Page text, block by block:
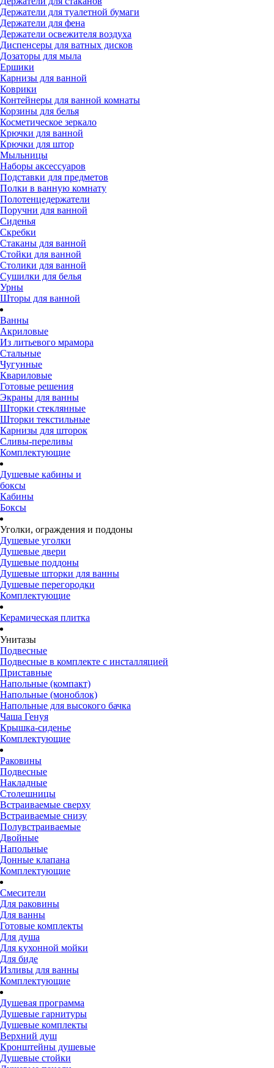
Держатели для туалетной бумаги
Держатели для фена
Держатели освежителя воздуха
Диспенсеры для ватных дисков
Дозаторы для мыла
Ершики
Карнизы для ванной
Коврики
Контейнеры для ванной комнаты
Корзины для белья
Косметическое зеркало
Крючки для ванной
Крючки для штор
Мыльницы
Наборы аксессуаров
Подставки для предметов
Полки в ванную комнату
Полотенцедержатели
Поручни для ванной
Сиденья
Скребки
Стаканы для ванной
Стойки для ванной
Столики для ванной
Сушилки для белья
Урны
Шторы для ванной
Ванны
Акриловые
Из литьевого мрамора
Стальные
Чугунные
Квариловые
Готовые решения
Экраны для ванны
Шторки стеклянные
Шторки текстильные
Карнизы для шторок
Сливы-переливы
Комплектующие
Душевые кабины и
боксы
Кабины
Боксы
Уголки, ограждения и поддоны
Душевые уголки
Душевые двери
Душевые поддоны
Душевые шторки для ванны
Душевые перегородки
Комплектующие
Керамическая плитка
Унитазы
Подвесные
Подвесные в комплекте с инсталляцией
Приставные
Напольные (компакт)
Напольные (моноблок)
Напольные для высокого бачка
Чаша Генуя
Крышка-сиденье
Комплектующие
Раковины
Подвесные
Накладные
Столешницы
Встраиваемые сверху
Встраиваемые снизу
Полувстраиваемые
Двойные
Напольные
Донные клапана
Комплектующие
Смесители
Для раковины
Для ванны
Готовые комплекты
Для душа
Для кухонной мойки
Для биде
Изливы для ванны
Комплектующие
Душевая программа
Душевые гарнитуры
Душевые комплекты
Верхний душ
Кронштейны душевые
Душевые стойки